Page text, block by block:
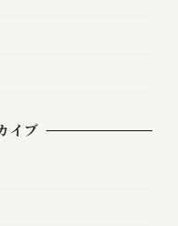
イブ